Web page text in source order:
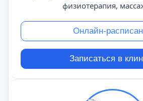
физиотерапия,
Онлайн-
Записаться в